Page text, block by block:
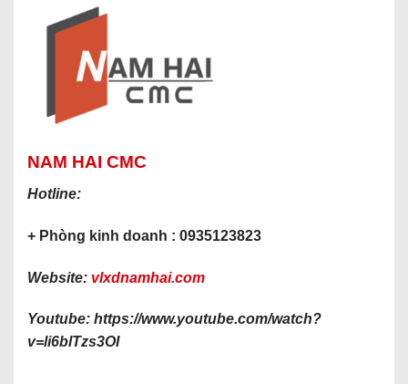
NAM HAI CMC
Hotline:
+ Phòng kinh doanh : 0935123823
Website: vlxdnamhai.com
Youtube: https://www.youtube.com/watch?
v=li6blTzs3OI